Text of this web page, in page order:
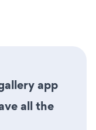
app
all the